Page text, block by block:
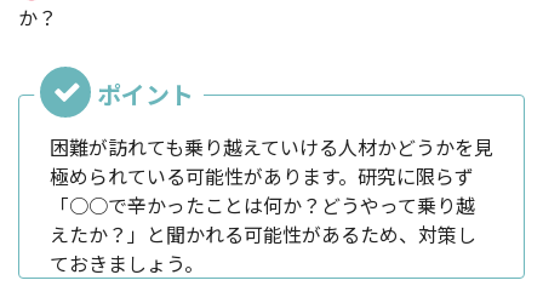
か？
困難が訪れても乗り越えていける人材かどうかを見
極められている可能性があります。研究に限らず
「○○で辛かったことは何か？どうやって乗り越
えたか？」と聞かれる可能性があるため、対策し
ておきましょう。